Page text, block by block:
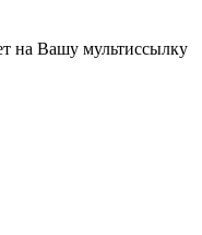
на Вашу мультиссылку